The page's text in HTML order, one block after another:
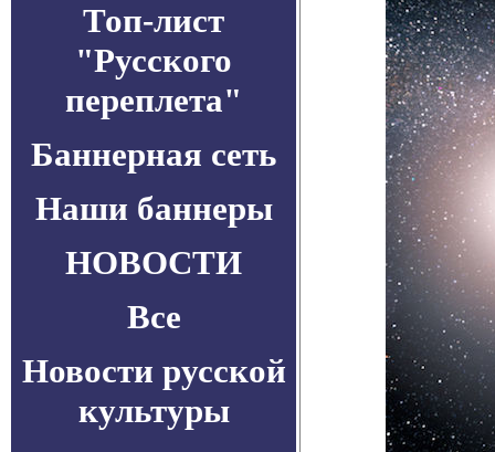
Топ-лист
"Русского
переплета"
Баннерная сеть
Наши баннеры
НОВОСТИ
Все
Новости русской
культуры